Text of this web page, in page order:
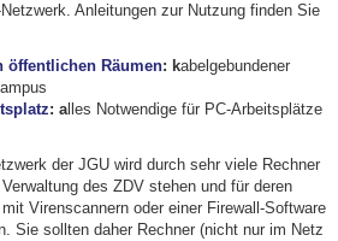
Anleitungen zur Nutzung finden Sie
öffentlichen Räumen: kabelgebundener
: alles Notwendige für PC-Arbeitsplätze
der JGU wird durch sehr viele Rechner
des ZDV stehen und für deren
Virenscannern oder einer Firewall-Software
Sie sollten daher Rechner (nicht nur im Netz